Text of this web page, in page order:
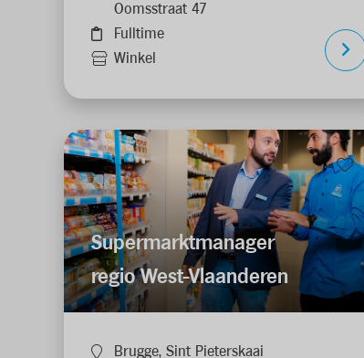
Oomsstraat 47
Fulltime
Winkel
Supermarktmanager
regio West-Vlaanderen
Brugge, Sint Pieterskaai